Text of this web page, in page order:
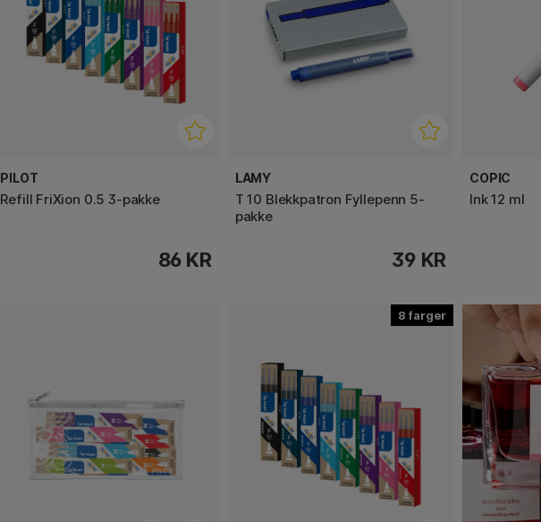
PILOT
Refill FriXion 0.5 3-pakke
86 KR
LAMY
T 10 Blekkpatron Fyllepenn 5-
pakke
39 KR
COPIC
Ink 12 ml
8